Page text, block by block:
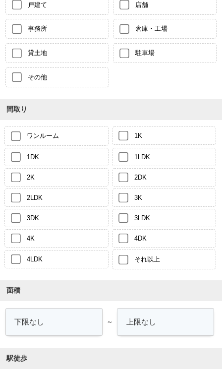
戸建て 店舗
事務所 倉庫・工場
貸土地 駐車場
その他
間取り
ワンルーム 1K
1DK 1LDK
2K 2DK
2LDK 3K
3DK 3LDK
4K 4DK
4LDK それ以上
面積
～
駅徒歩